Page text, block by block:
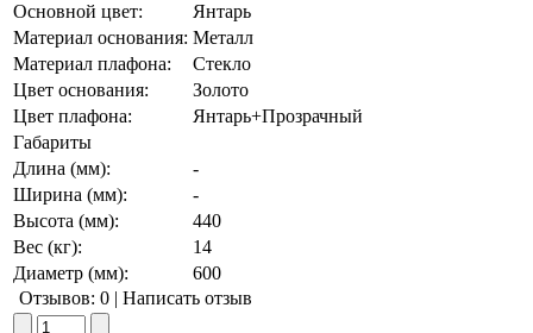
Основной цвет:
Янтарь
Материал основания: Металл
Материал плафона:
Стекло
Цвет основания:
Золото
Цвет плафона:
Янтарь+Прозрачный
Габариты
Длина (мм):
-
Ширина (мм):
-
Высота (мм):
440
Вес (кг):
14
Диаметр (мм):
600
Отзывов: 0 | Написать отзыв